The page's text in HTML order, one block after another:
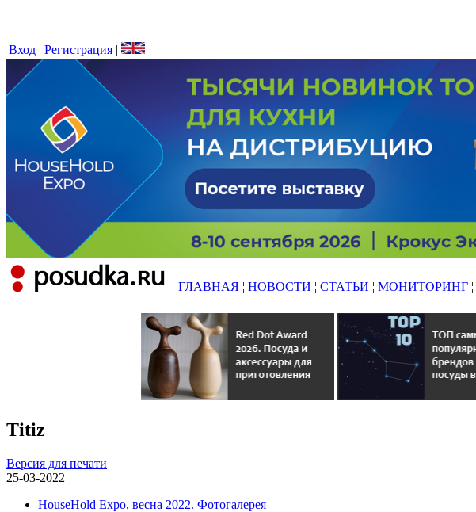
Вход | Регистрация |
ГЛАВНАЯ ¦ НОВОСТИ ¦ СТАТЬИ ¦ МОНИТОРИНГ ¦
Titiz
Версия для печати
25-03-2022
HouseHold Expo, весна 2022. Фотогалерея